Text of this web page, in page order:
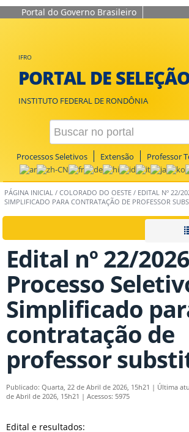
Portal do Governo Brasileiro
IFRO
PORTAL DE
INSTITUTO FEDERAL DE RONDÔNIA
Processos Seletivos Extensão Professor
PÁGINA INICIAL / COLORADO DO OESTE / EDITAL Nº 22/
SIMPLIFICADO PARA CONTRATAÇÃO DE PROFESSOR
Edital nº 22/
Processo
Simplificado
contratação de
professor
Publicado: Quarta, 22 de Abril de 2026, 15h21 | Última
de Abril de 2026, 15h21 | Acessos: 5975
Edital e resultados: